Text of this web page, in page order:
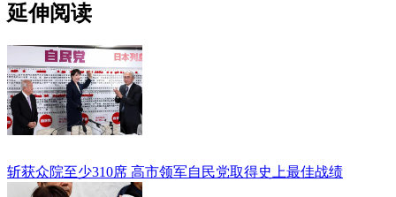
延伸阅读
斩获众院至少310席 高市领军自民党取得史上最佳战绩